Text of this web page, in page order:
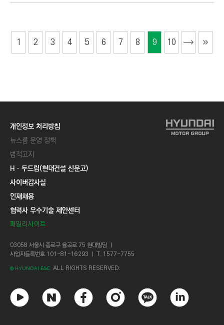
1 2 3 4 5 6 7 8 9 10
개인정보 처리방침
뉴스룸 운영 정책
법적고지
Hㆍ두드림(현대건설 신문고)
사이버감사실
인재채용
협력사 우수기술 제안센터
패밀리사이트
03058 서울시 종로구 율곡로 75 현대빌딩 ㅣ
사업자등록번호 101-81-16293 ㅣ T. 1577-7755
© HYUNDAI E&C. ALL RIGHTS RESERVED.